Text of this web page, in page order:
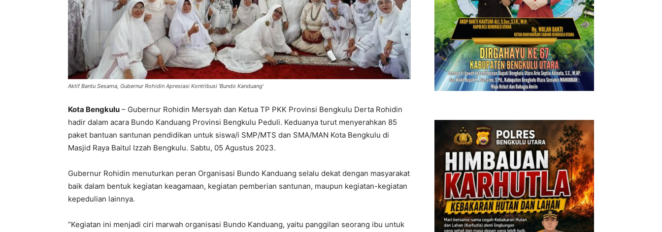
Aktif Bantu Sesama, Gubernur Rohidin Apresiasi Kontribusi 'Bundo Kanduang'
Kota Bengkulu – Gubernur Rohidin Mersyah dan Ketua TP PKK Provinsi Bengkulu Derta Rohidin
hadir dalam acara Bundo Kanduang Provinsi Bengkulu Peduli. Keduanya turut menyerahkan 85
paket bantuan santunan pendidikan untuk siswa/i SMP/MTS dan SMA/MAN Kota Bengkulu di
Masjid Raya Baitul Izzah Bengkulu. Sabtu, 05 Agustus 2023.
Gubernur Rohidin menuturkan peran Organisasi Bundo Kanduang selalu dekat dengan masyarakat
baik dalam bentuk kegiatan keagamaan, kegiatan pemberian santunan, maupun kegiatan-kegiatan
kepedulian lainnya.
“Kegiatan ini menjadi ciri marwah organisasi Bundo Kanduang, yaitu panggilan seorang ibu untuk